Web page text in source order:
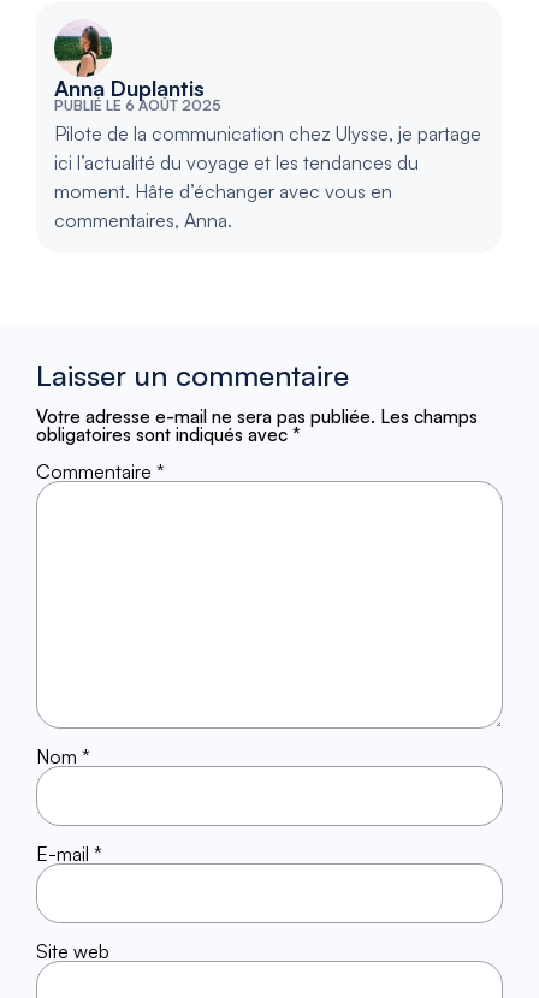
Anna Duplantis
PUBLIÉ LE 6 AOÛT 2025
Pilote de la communication chez Ulysse, je partage
ici l’actualité du voyage et les tendances du
moment. Hâte d’échanger avec vous en
commentaires, Anna.
Laisser un commentaire
Votre adresse e-mail ne sera pas publiée. Les champs
obligatoires sont indiqués avec *
Commentaire *
Nom *
E-mail *
Site web